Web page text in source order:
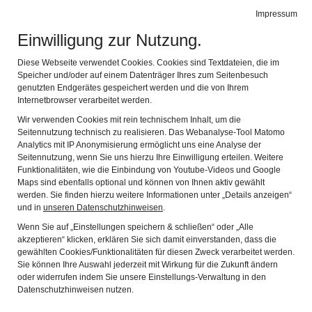
Impressum
Einwilligung zur Nutzung.
Diese Webseite verwendet Cookies. Cookies sind Textdateien, die im
Speicher und/oder auf einem Datenträger Ihres zum Seitenbesuch
genutzten Endgerätes gespeichert werden und die von Ihrem
Internetbrowser verarbeitet werden.
Wir verwenden Cookies mit rein technischem Inhalt, um die
Seitennutzung technisch zu realisieren. Das Webanalyse-Tool Matomo
Analytics mit IP Anonymisierung ermöglicht uns eine Analyse der
Seitennutzung, wenn Sie uns hierzu Ihre Einwilligung erteilen. Weitere
Funktionalitäten, wie die Einbindung von Youtube-Videos und Google
Maps sind ebenfalls optional und können von Ihnen aktiv gewählt
werden. Sie finden hierzu weitere Informationen unter „Details anzeigen“
und in unseren Datenschutzhinweisen.
Wenn Sie auf „Einstellungen speichern & schließen“ oder „Alle
akzeptieren“ klicken, erklären Sie sich damit einverstanden, dass die
gewählten Cookies/Funktionalitäten für diesen Zweck verarbeitet werden.
Sie können Ihre Auswahl jederzeit mit Wirkung für die Zukunft ändern
oder widerrufen indem Sie unsere Einstellungs-Verwaltung in den
Datenschutzhinweisen nutzen.
GOLDWASCHEN
Termine(Externer Link auf die Seite der Stadt
Oberviechtach)
Gruppenführungen- gerne auch zum Wunschtermin
Dem Gold auf der Spur
Vom Mittelalter bis in die heutige Gegenwart stand und
steht die Eisenbarthstadt bei der Suche nach Gold in
Bayern mit an erster Stelle. Ein „Goldrausch im Kleinen“
kann am Samstag bei einer geführten Goldwanderung